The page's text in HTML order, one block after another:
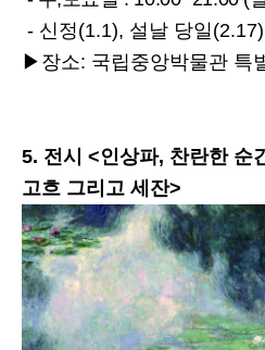
- 신정(1.1), 설날 당일
▶장소: 국립중앙박물관 특
5. 전시 <인상파, 찬란한 순
고흐 그리고 세잔>